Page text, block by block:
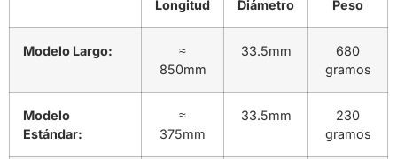
Longitud Diámetro Peso
Modelo Largo:
≈
850mm
33.5mm
680
gramos
Modelo
Estándar:
≈
375mm
33.5mm
230
gramos